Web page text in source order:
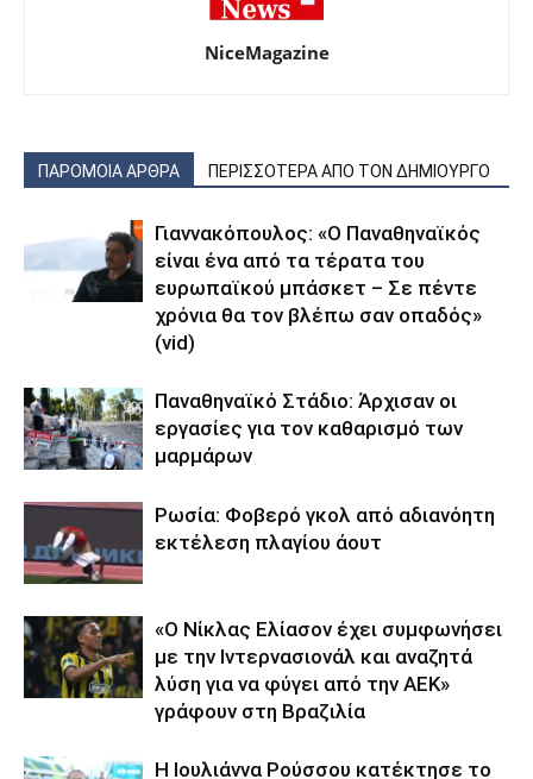
NiceMagazine
ΠΑΡΟΜΟΙΑ ΑΡΘΡΑ ΠΕΡΙΣΣΟΤΕΡΑ ΑΠΟ ΤΟΝ ΔΗΜΙΟΥΡΓΟ
Γιαννακόπουλος: «Ο Παναθηναϊκός
είναι ένα από τα τέρατα του
ευρωπαϊκού μπάσκετ – Σε πέντε
χρόνια θα τον βλέπω σαν οπαδός»
(vid)
Παναθηναϊκό Στάδιο: Άρχισαν οι
εργασίες για τον καθαρισμό των
μαρμάρων
Ρωσία: Φοβερό γκολ από αδιανόητη
εκτέλεση πλαγίου άουτ
«Ο Νίκλας Ελίασον έχει συμφωνήσει
με την Ιντερνασιονάλ και αναζητά
λύση για να φύγει από την ΑΕΚ»
γράφουν στη Βραζιλία
Η Ιουλιάννα Ρούσσου κατέκτησε το